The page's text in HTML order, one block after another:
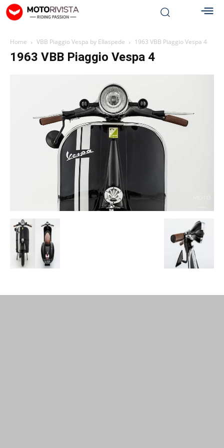
Home VBB Piaggio Vespa by Ellaspede 1963 VBB Piaggio Vespa 4
1963 VBB Piaggio Vespa 4